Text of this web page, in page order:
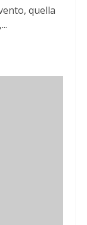
quella